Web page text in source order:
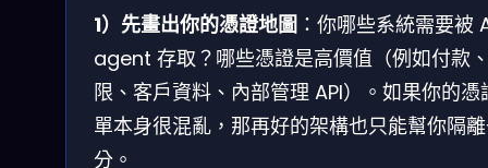
1）先畫出你的憑證地圖 ：你哪些系統需要被
agent 存取？哪些憑證是高價值（例如付款
限、客戶資料、內部管理 API）。如果你的憑
單本身很混亂，那再好的架構也只能幫你隔
分。